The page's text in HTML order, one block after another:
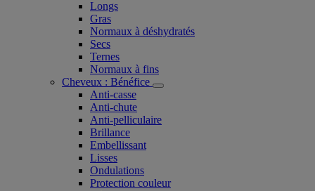
Longs
Gras
Normaux à déshydratés
Secs
Ternes
Normaux à fins
Cheveux : Bénéfice
Anti-casse
Anti-chute
Anti-pelliculaire​
Brillance
Embellissant
Lisses
Ondulations
Protection couleur​